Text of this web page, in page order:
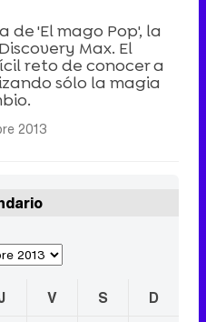
de 'El mago Pop', la
Max. El
reto de conocer a
sólo la magia
2013
V S
D